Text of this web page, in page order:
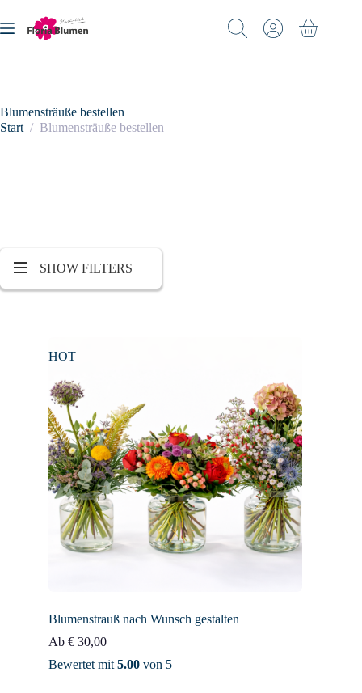
Inhalt
springen
Warenkorb
Blumensträuße bestellen
Start / Blumensträuße bestellen
SHOW FILTERS
HOT
Blumenstrauß nach Wunsch gestalten
Ab € 30,00
Bewertet mit 5.00 von 5